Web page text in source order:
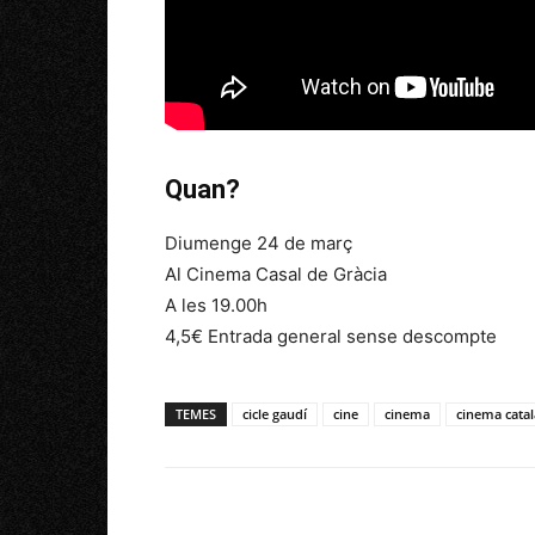
Quan?
Diumenge 24 de març
Al Cinema Casal de Gràcia
A les 19.00h
4,5€ Entrada general sense descompte
TEMES cicle gaudí cine cinema cinema